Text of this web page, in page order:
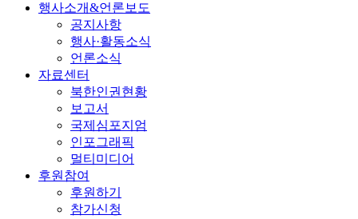
행사소개&언론보도
공지사항
행사·활동소식
언론소식
자료센터
북한인권현황
보고서
국제심포지엄
인포그래픽
멀티미디어
후원참여
후원하기
참가신청